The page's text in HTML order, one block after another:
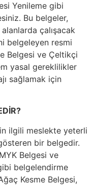
Yenileme gibi
Bu belgeler,
çalışacak
belgeleyen resmi
Belgesi ve Çeltikçi
yasal gereklilikler
sağlamak için
ilgili meslekte yeterli
bir belgedir.
Belgesi ve
belgelendirme
Kesme Belgesi,